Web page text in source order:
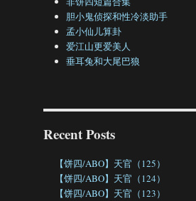
胆小鬼侦探和性冷淡助手
孟小仙儿算卦
爱江山更爱美人
垂耳兔和大尾巴狼
Recent Posts
【饼四/ABO】天官（125）
【饼四/ABO】天官（124）
【饼四/ABO】天官（123）